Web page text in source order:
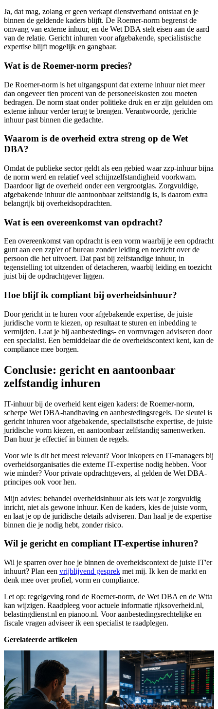
Ja, dat mag, zolang er geen verkapt dienstverband ontstaat en je
binnen de geldende kaders blijft. De Roemer-norm begrenst de
omvang van externe inhuur, en de Wet DBA stelt eisen aan de aard
van de relatie. Gericht inhuren voor afgebakende, specialistische
expertise blijft mogelijk en gangbaar.
Wat is de Roemer-norm precies?
De Roemer-norm is het uitgangspunt dat externe inhuur niet meer
dan ongeveer tien procent van de personeelskosten zou moeten
bedragen. De norm staat onder politieke druk en er zijn geluiden om
externe inhuur verder terug te brengen. Verantwoorde, gerichte
inhuur past binnen die gedachte.
Waarom is de overheid extra streng op de Wet
DBA?
Omdat de publieke sector geldt als een gebied waar zzp-inhuur bijna
de norm werd en relatief veel schijnzelfstandigheid voorkwam.
Daardoor ligt de overheid onder een vergrootglas. Zorgvuldige,
afgebakende inhuur die aantoonbaar zelfstandig is, is daarom extra
belangrijk bij overheidsopdrachten.
Wat is een overeenkomst van opdracht?
Een overeenkomst van opdracht is een vorm waarbij je een opdracht
gunt aan een zzp'er of bureau zonder leiding en toezicht over de
persoon die het uitvoert. Dat past bij zelfstandige inhuur, in
tegenstelling tot uitzenden of detacheren, waarbij leiding en toezicht
juist bij de opdrachtgever liggen.
Hoe blijf ik compliant bij overheidsinhuur?
Door gericht in te huren voor afgebakende expertise, de juiste
juridische vorm te kiezen, op resultaat te sturen en inbedding te
vermijden. Laat je bij aanbestedings- en vormvragen adviseren door
een specialist. Een bemiddelaar die de overheidscontext kent, kan de
compliance mee borgen.
Conclusie: gericht en aantoonbaar
zelfstandig inhuren
IT-inhuur bij de overheid kent eigen kaders: de Roemer-norm,
scherpe Wet DBA-handhaving en aanbestedingsregels. De sleutel is
gericht inhuren voor afgebakende, specialistische expertise, de juiste
juridische vorm kiezen, en aantoonbaar zelfstandig samenwerken.
Dan huur je effectief in binnen de regels.
Voor wie is dit het meest relevant? Voor inkopers en IT-managers bij
overheidsorganisaties die externe IT-expertise nodig hebben. Voor
wie minder? Voor private opdrachtgevers, al gelden de Wet DBA-
principes ook voor hen.
Mijn advies: behandel overheidsinhuur als iets wat je zorgvuldig
inricht, niet als gewone inhuur. Ken de kaders, kies de juiste vorm,
en laat je op de juridische details adviseren. Dan haal je de expertise
binnen die je nodig hebt, zonder risico.
Wil je gericht en compliant IT-expertise inhuren?
Wil je sparren over hoe je binnen de overheidscontext de juiste IT'er
inhuurt? Plan een vrijblijvend gesprek met mij. Ik ken de markt en
denk mee over profiel, vorm en compliance.
Let op: regelgeving rond de Roemer-norm, de Wet DBA en de Wtta
kan wijzigen. Raadpleeg voor actuele informatie rijksoverheid.nl,
belastingdienst.nl en pianoo.nl. Voor aanbestedingsrechtelijke en
fiscale vragen adviseer ik een specialist te raadplegen.
Gerelateerde artikelen